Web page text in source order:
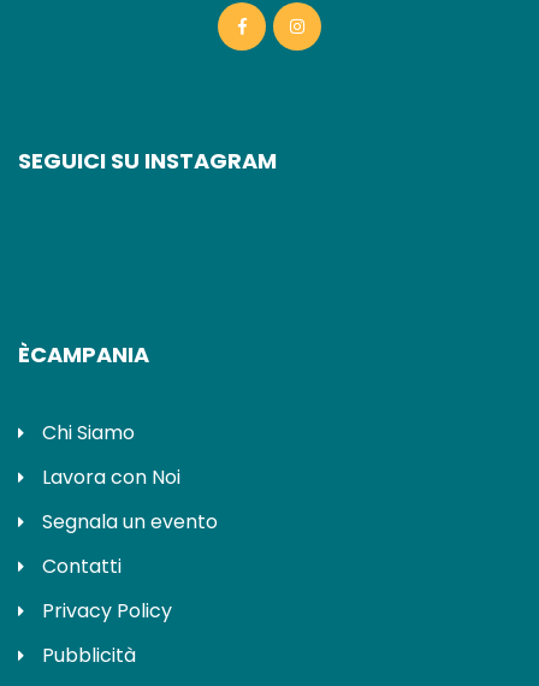
SEGUICI SU INSTAGRAM
ÈCAMPANIA
Chi Siamo
Lavora con Noi
Segnala un evento
Contatti
Privacy Policy
Pubblicità